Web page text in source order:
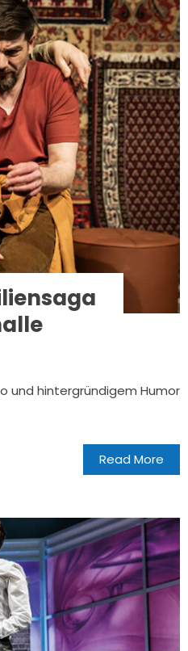
und hintergründigem Humor
Read More